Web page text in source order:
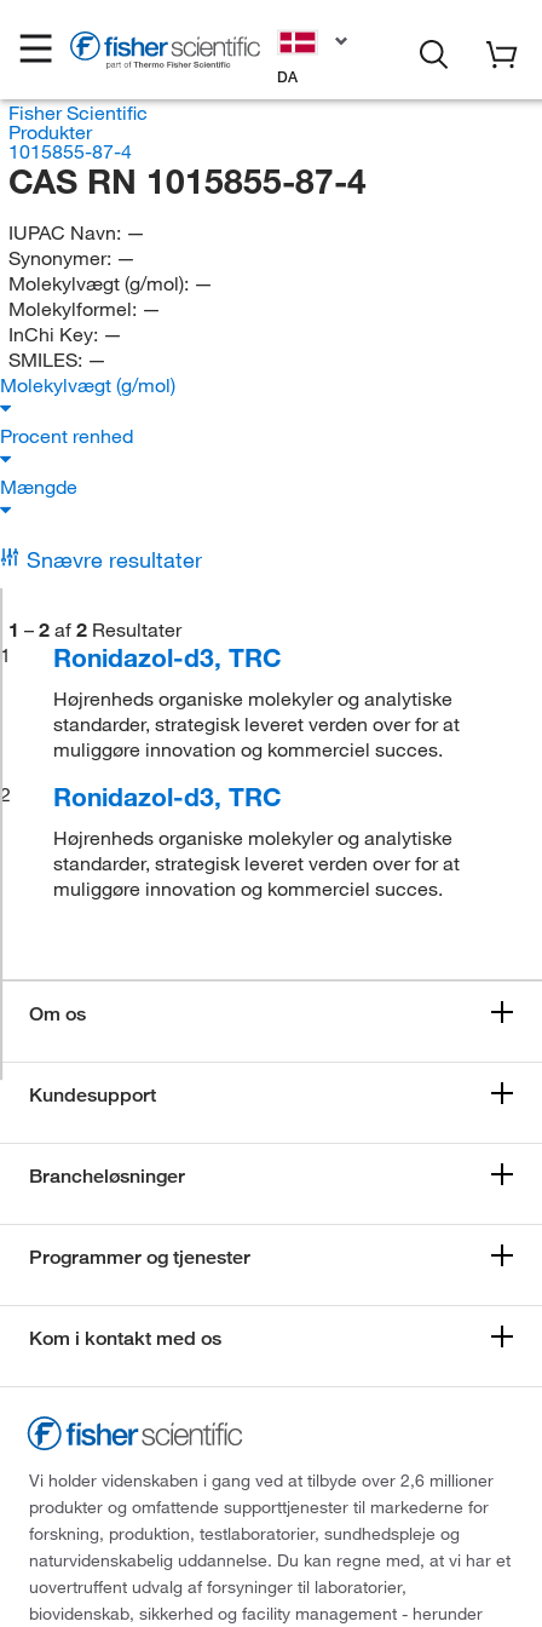
DA
Fisher Scientific
Produkter
1015855-87-4
CAS RN 1015855-87-4
IUPAC Navn: —
Synonymer: —
Molekylvægt (g/mol): —
Molekylformel: —
InChi Key: —
SMILES: —
Molekylvægt (g/mol)
Procent renhed
Mængde
Snævre resultater
1 – 2 af 2 Resultater
1
Ronidazol-d3, TRC
Højrenheds organiske molekyler og analytiske
standarder, strategisk leveret verden over for at
muliggøre innovation og kommerciel succes.
2
Ronidazol-d3, TRC
Højrenheds organiske molekyler og analytiske
standarder, strategisk leveret verden over for at
muliggøre innovation og kommerciel succes.
Om os
Kundesupport
Brancheløsninger
Programmer og tjenester
Kom i kontakt med os
Vi holder videnskaben i gang ved at tilbyde over 2,6 millioner
produkter og omfattende supporttjenester til markederne for
forskning, produktion, testlaboratorier, sundhedspleje og
naturvidenskabelig uddannelse. Du kan regne med, at vi har et
uovertruffent udvalg af forsyninger til laboratorier,
biovidenskab, sikkerhed og facility management - herunder